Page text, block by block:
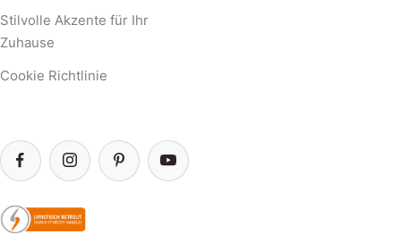
Stilvolle Akzente für Ihr
Zuhause
Cookie Richtlinie